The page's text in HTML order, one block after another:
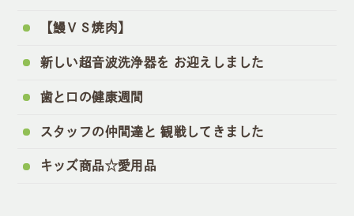
【鰻ＶＳ焼肉】
新しい超音波洗浄器を お迎えしました
歯と口の健康週間
スタッフの仲間達と 観戦してきました
キッズ商品☆愛用品